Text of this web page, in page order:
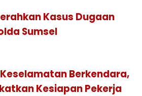
Kasus Dugaan
Sumsel
Berkendara,
Kesiapan Pekerja